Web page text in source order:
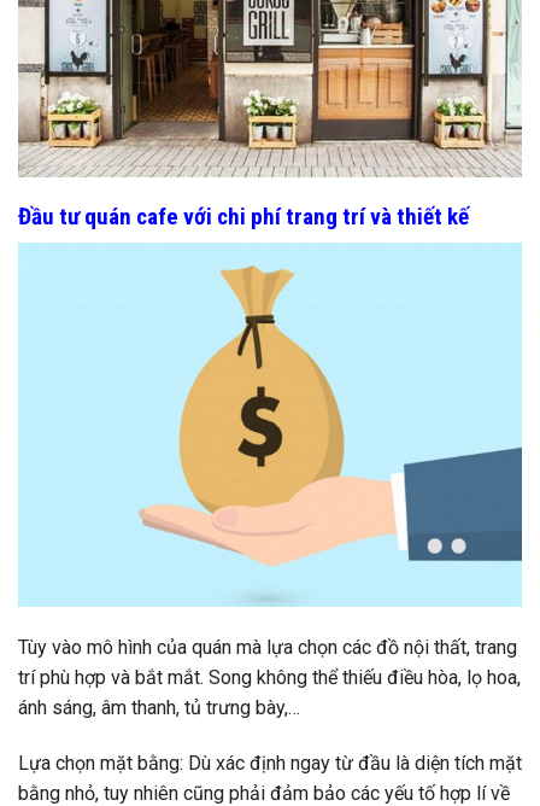
Đầu tư quán cafe với chi phí trang trí và thiết kế
Tùy vào mô hình của quán mà lựa chọn các đồ nội thất, trang
trí phù hợp và bắt mắt. Song không thể thiếu điều hòa, lọ hoa,
ánh sáng, âm thanh, tủ trưng bày,…
Lựa chọn mặt bằng: Dù xác định ngay từ đầu là diện tích mặt
bằng nhỏ, tuy nhiên cũng phải đảm bảo các yếu tố hợp lí về